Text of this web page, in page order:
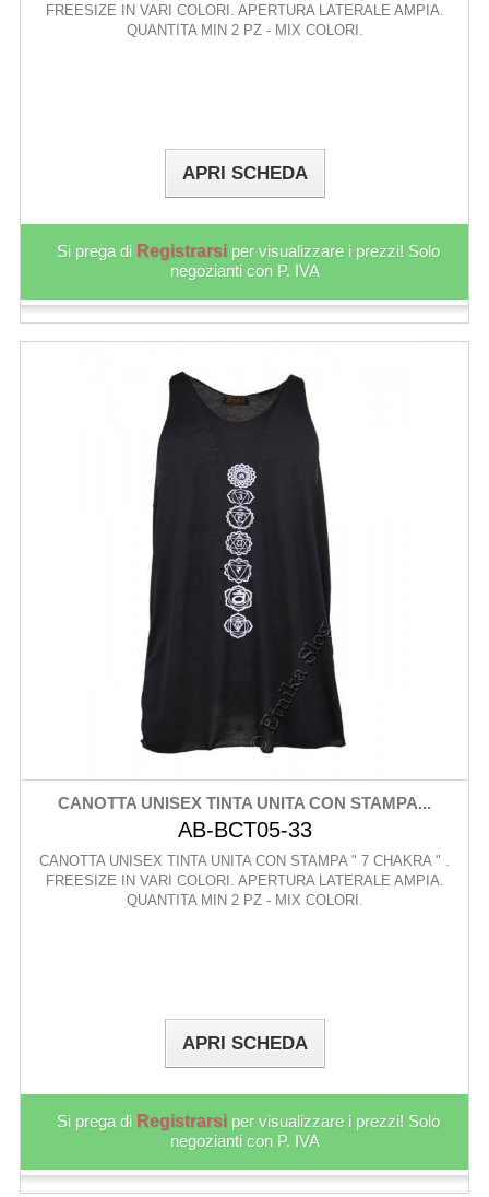
FREESIZE IN VARI COLORI. APERTURA LATERALE AMPIA.
QUANTITA MIN 2 PZ - MIX COLORI.
APRI SCHEDA
Si prega di Registrarsi per visualizzare i prezzi! Solo
negozianti con P. IVA
CANOTTA UNISEX TINTA UNITA CON STAMPA...
AB-BCT05-33
CANOTTA UNISEX TINTA UNITA CON STAMPA " 7 CHAKRA " .
FREESIZE IN VARI COLORI. APERTURA LATERALE AMPIA.
QUANTITA MIN 2 PZ - MIX COLORI.
APRI SCHEDA
Si prega di Registrarsi per visualizzare i prezzi! Solo
negozianti con P. IVA